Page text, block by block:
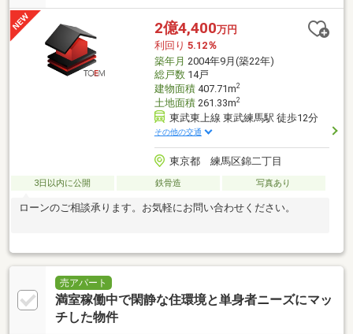
2億4,400万円
利回り 5.12％
築年月 2004年9月(築22年)
総戸数14戸
建物面積407.71m2
土地面積261.33m2
東武東上線 東武練馬駅 徒歩12分
その他の交通
東京都 練馬区錦二丁目
3日以内に公開 鉄骨造 写真あり
ローンのご相談承ります。お気軽にお問い合わせください。
売アパート
満室稼働中で閑静な住環境と単身者ニーズにマッ
チした物件